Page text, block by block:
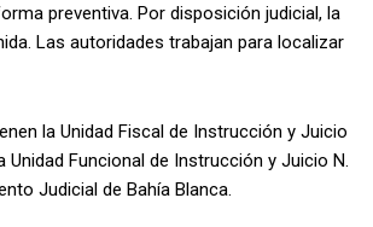
preventiva. Por disposición judicial, la
Las autoridades trabajan para localizar
la Unidad Fiscal de Instrucción y Juicio
Unidad Funcional de Instrucción y Juicio N.
Judicial de Bahía Blanca.